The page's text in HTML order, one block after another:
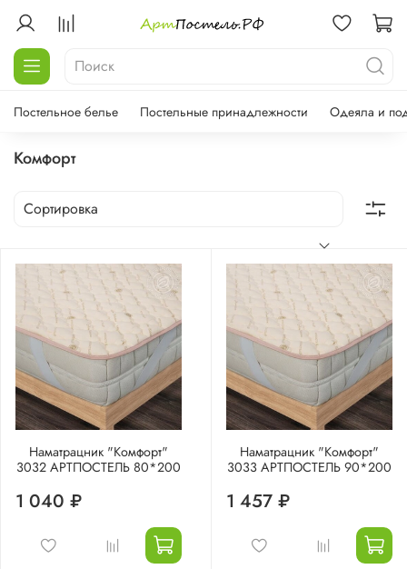
Постельное белье Постельные принадлежности Одеяла и
Комфорт
Наматрацник "Комфорт"
3032 АРТПОСТЕЛЬ 80*200
1 040 ₽
Наматрацник "Комфорт"
3033 АРТПОСТЕЛЬ 90*200
1 457 ₽